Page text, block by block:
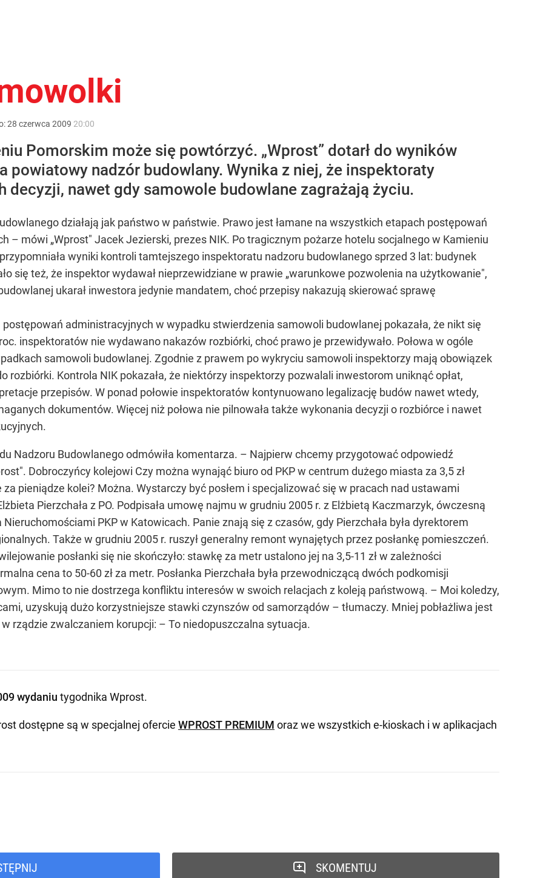
28 czerwca 2009 20:00
Pomorskim może się powtórzyć. „Wprost” dotarł do wyników
powiatowy nadzór budowlany. Wynika z niej, że inspektoraty
decyzji, nawet gdy samowole budowlane zagrażają życiu.
działają jak państwo w państwie. Prawo jest łamane na wszystkich etapach postępowań
– mówi „Wprost" Jacek Jezierski, prezes NIK. Po tragicznym pożarze hotelu socjalnego w Kamieniu
wyniki kontroli tamtejszego inspektoratu nadzoru budowlanego sprzed 3 lat: budynek
się też, że inspektor wydawał nieprzewidziane w prawie „warunkowe pozwolenia na użytkowanie",
ukarał inwestora jedynie mandatem, choć przepisy nakazują skierować sprawę
administracyjnych w wypadku stwierdzenia samowoli budowlanej pokazała, że nikt się
inspektoratów nie wydawano nakazów rozbiórki, choć prawo je przewidywało. Połowa w ogóle
samowoli budowlanej. Zgodnie z prawem po wykryciu samowoli inspektorzy mają obowiązek
rozbiórki. Kontrola NIK pokazała, że niektórzy inspektorzy pozwalali inwestorom uniknąć opłat,
przepisów. W ponad połowie inspektoratów kontynuowano legalizację budów nawet wtedy,
dokumentów. Więcej niż połowa nie pilnowała także wykonania decyzji o rozbiórce i nawet
Nadzoru Budowlanego odmówiła komentarza. – Najpierw chcemy przygotować odpowiedź
Dobroczyńcy kolejowi Czy można wynająć biuro od PKP w centrum dużego miasta za 3,5 zł
pieniądze kolei? Można. Wystarczy być posłem i specjalizować się w pracach nad ustawami
Pierzchała z PO. Podpisała umowę najmu w grudniu 2005 r. z Elżbietą Kaczmarzyk, ówczesną
PKP w Katowicach. Panie znają się z czasów, gdy Pierzchała była dyrektorem
Także w grudniu 2005 r. ruszył generalny remont wynajętych przez posłankę pomieszczeń.
posłanki się nie skończyło: stawkę za metr ustalono jej na 3,5-11 zł w zależności
cena to 50-60 zł za metr. Posłanka Pierzchała była przewodniczącą dwóch podkomisji
Mimo to nie dostrzega konfliktu interesów w swoich relacjach z koleją państwową. – Moi koledzy,
uzyskują dużo korzystniejsze stawki czynszów od samorządów – tłumaczy. Mniej pobłażliwa jest
rządzie zwalczaniem korupcji: – To niedopuszczalna sytuacja.
wydaniu tygodnika Wprost.
dostępne są w specjalnej ofercie WPROST PREMIUM oraz we wszystkich e-kioskach i w aplikacjach
SKOMENTUJ